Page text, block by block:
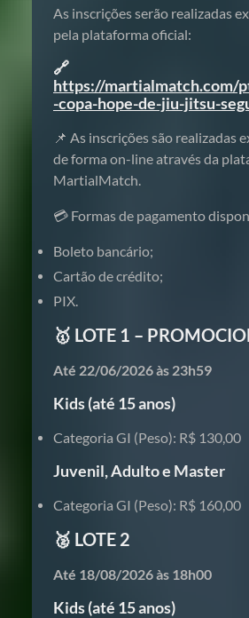
As inscrições serão realizadas
pela plataforma oficial:
🔗
https://martialmatch.com/
-copa-hope-de-jiu-jitsu-
📌 As inscrições são realizadas
de forma on-line através da
MartialMatch.
💳 Formas de pagamento
Boleto bancário;
Cartão de crédito;
PIX.
🥇 LOTE 1 –
Até 22/06/2026 às 23h59
Kids (até 15 anos)
Categoria GI (Peso): R$ 130,00
Juvenil, Adulto e Master
Categoria GI (Peso): R$ 160,00
🥈 LOTE 2
Até 18/08/2026 às 18h00
Kids (até 15 anos)